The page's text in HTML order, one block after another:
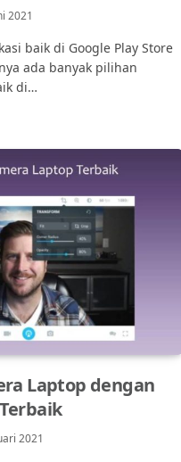
2021
baik di Google Play Store
ada banyak pilihan
di…
Laptop dengan
2021